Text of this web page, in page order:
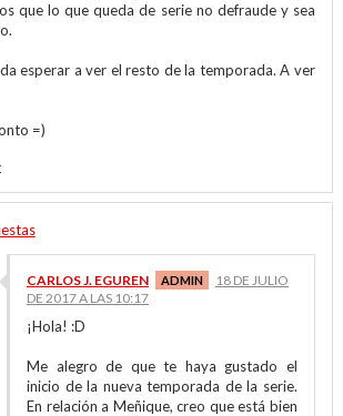
que lo que queda de serie no defraude y sea
esperar a ver el resto de la temporada. A ver
=)
CARLOS J. EGUREN
18 DE JULIO
DE 2017 A LAS 10:17
¡Hola! :D
Me alegro de que te haya gustado el
inicio de la nueva temporada de la serie.
En relación a Meñique, creo que está bien